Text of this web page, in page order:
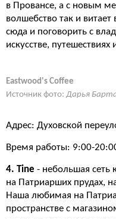
в Провансе, а с новым
волшебство так и витает
сюда и поговорить с
искусстве, путешествиях
Eastwood's Coffee
Источник фото: Дарья
Адрес: Духовской
Время работы: 9:00-
4. Tine - небольшая сеть
на Патриарших прудах,
Наша любимая на
пространстве с